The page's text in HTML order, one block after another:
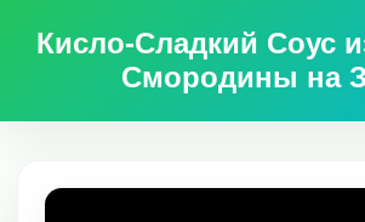
Кисло-Сладкий Соус
Смородины на